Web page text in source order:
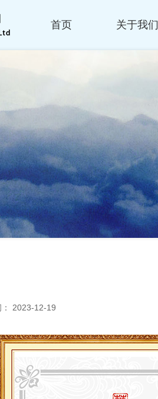
首页 关于我们
： 2023-12-19